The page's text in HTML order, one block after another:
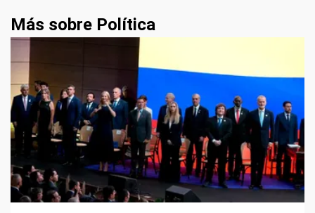
Más sobre Política